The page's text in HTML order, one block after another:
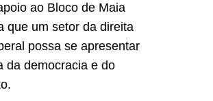
ao Bloco de Maia
que um setor da direita
possa se apresentar
da democracia e do